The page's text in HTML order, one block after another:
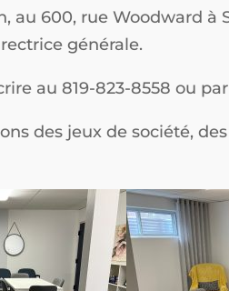
h, au 600, rue Woodward
générale.
au 819-823-8558 ou
des jeux de société,